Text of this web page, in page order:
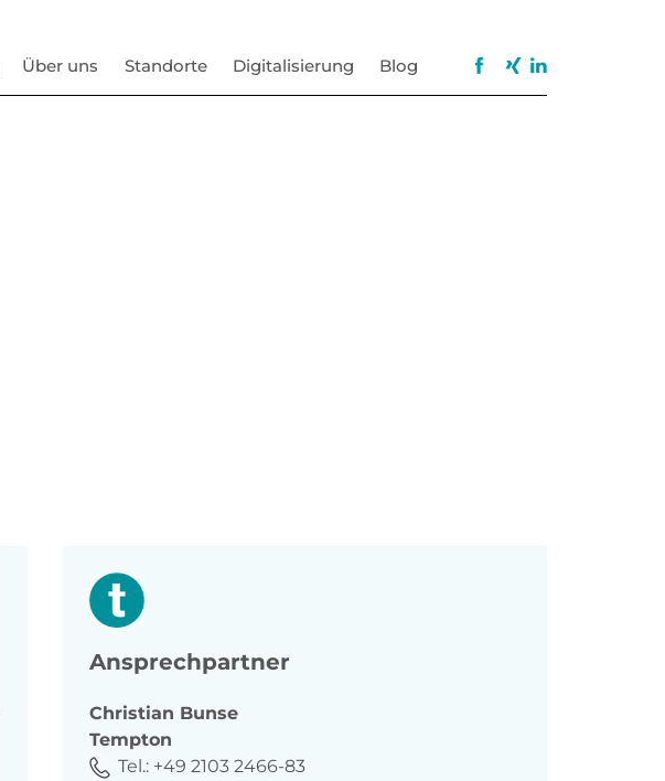
Über uns Standorte Digitalisierung Blog
Ansprechpartner
Christian Bunse
Tempton
Tel.: +49 2103 2466-83